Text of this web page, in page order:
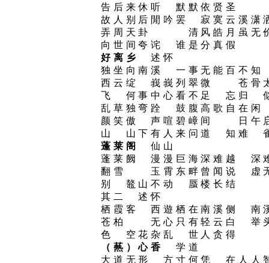
告后来休听 默默依贤圣
故人别后閒吟罢 寂寞云溪
弄周天卦 清风皓月虽无
向世间夸诧 谁是分真假
好离乡
述怀
独坐向南溪 一事无能百不
西云绽 峩峩列翠微 苍骨
飞 何事中心看不足 忘归
乱草独弯跧 鼓腹高歌自在
颜笑傲 声喧碧嶂间 日午
山 山下有人来问道 知难
蓬莱阁
仙山
蓬莱阙 漫漫巨海深难越
翻雪 玉霄东畔曾闻说 虚
别 鼇山不动 蜃楼长结
其二 述怀
栖霞客 西遊栖在南溪侧
苍柏 无心只有轻云白 举
色 空花杂乱 世人贪得
（爇）心香
学道
大道无形 方寸何凭 在人